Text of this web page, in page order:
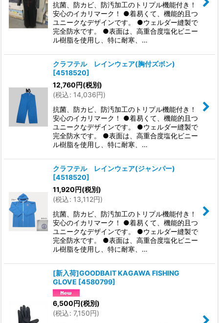
抗菌、防カビ、防汚加工のトリプル機能付き！
安心のイカリマーク！ ●着易くて、機能的且つ
ユニークなデザインです。 ●ウェルダー縫製で
完全防水です。 ●表面は、高重合度塩化ビニー
ル樹脂を使用し、特に耐寒、…
クラフテル レインウェア(胸付ズボン)
[4518520]
12,760円(税別)
(税込: 14,036円)
抗菌、防カビ、防汚加工のトリプル機能付き！
安心のイカリマーク！ ●着易くて、機能的且つ
ユニークなデザインです。 ●ウェルダー縫製で
完全防水です。 ●表面は、高重合度塩化ビニー
ル樹脂を使用し、特に耐寒、…
クラフテル レインウェア(ジャンパー)
[4518520]
11,920円(税別)
(税込: 13,112円)
抗菌、防カビ、防汚加工のトリプル機能付き！
安心のイカリマーク！ ●着易くて、機能的且つ
ユニークなデザインです。 ●ウェルダー縫製で
完全防水です。 ●表面は、高重合度塩化ビニー
ル樹脂を使用し、特に耐寒、…
[新入荷]GOODBAIT KAGAWA FISHING
GLOVE [4580799]
6,500円(税別)
(税込: 7,150円)